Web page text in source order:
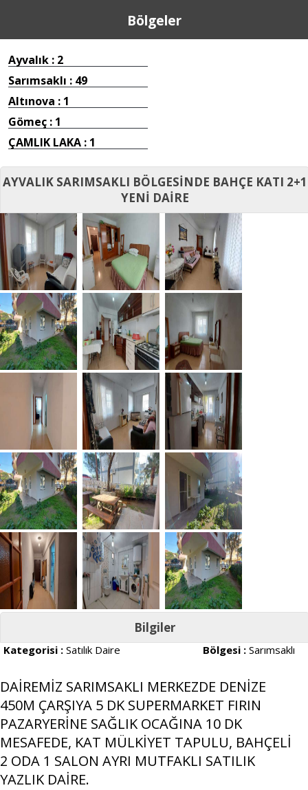
Bölgeler
Ayvalık : 2
Sarımsaklı : 49
Altınova : 1
Gömeç : 1
ÇAMLIK LAKA : 1
AYVALIK SARIMSAKLI BÖLGESİNDE BAHÇE KATI 2+1
YENİ DAİRE
Bilgiler
Kategorisi : Satılık Daire Bölgesi : Sarımsaklı
DAİREMİZ SARIMSAKLI MERKEZDE DENİZE
450M ÇARŞIYA 5 DK SUPERMARKET FIRIN
PAZARYERİNE SAĞLIK OCAĞINA 10 DK
MESAFEDE, KAT MÜLKİYET TAPULU, BAHÇELİ
2 ODA 1 SALON AYRI MUTFAKLI SATILIK
YAZLIK DAİRE.